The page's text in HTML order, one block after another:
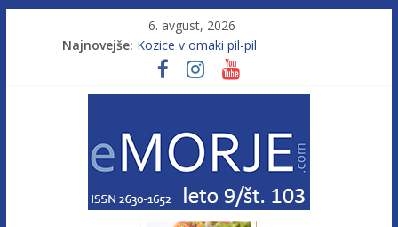
6. avgust, 2026
Najnovejše: Kozice v omaki pil-pil
Leto 9, št. 103; Licenca brez morja
Od morja do gorja 11